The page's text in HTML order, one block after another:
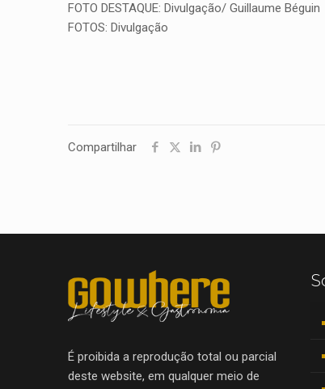
FOTO DESTAQUE: Divulgação/ Guillaume Béguin
FOTOS: Divulgação
Compartilhar
É proibida a reprodução total ou parcial
deste website, em qualquer meio de